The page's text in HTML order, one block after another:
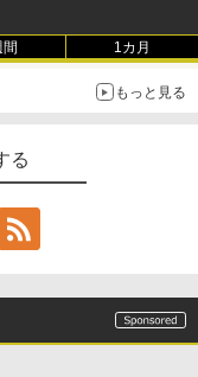
間 1カ月
もっと見る
る